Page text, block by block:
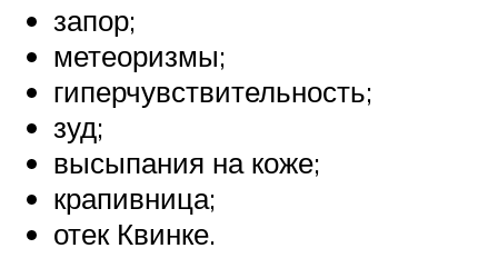
запор;
метеоризмы;
гиперчувствительность;
зуд;
высыпания на коже;
крапивница;
отек Квинке.